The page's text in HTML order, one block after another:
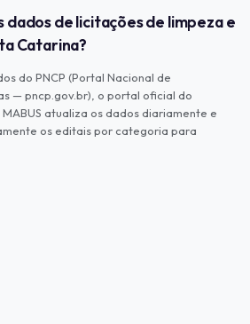
dados de licitações de limpeza e
Catarina?
do PNCP (Portal Nacional de
— pncp.gov.br), o portal oficial do
atualiza os dados diariamente e
os editais por categoria para